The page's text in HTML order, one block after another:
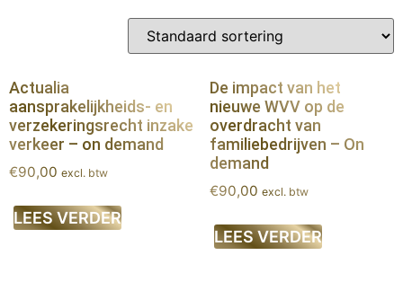
Actualia
aansprakelijkheids- en
verzekeringsrecht inzake
verkeer – on demand
€90,00 excl. btw
LEES VERDER
De impact van het
nieuwe WVV op de
overdracht van
familiebedrijven – On
demand
€90,00 excl. btw
LEES VERDER